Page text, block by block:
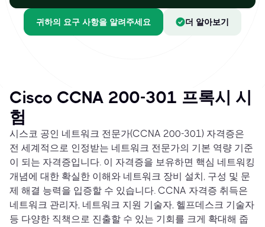
귀하의 요구 사항을 알려주세요 더 알아보기
Cisco CCNA 200-301 프록시 시
험
시스코 공인 네트워크 전문가(CCNA 200-301) 자격증은
전 세계적으로 인정받는 네트워크 전문가의 기본 역량 기준
이 되는 자격증입니다. 이 자격증을 보유하면 핵심 네트워킹
개념에 대한 확실한 이해와 네트워크 장비 설치, 구성 및 문
제 해결 능력을 입증할 수 있습니다. CCNA 자격증 취득은
네트워크 관리자, 네트워크 지원 기술자, 헬프데스크 기술자
등 다양한 직책으로 진출할 수 있는 기회를 크게 확대해 줍